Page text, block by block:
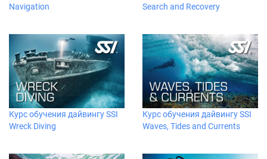
Navigation
Search and Recovery
Курс обучения дайвингу SSI
Wreck Diving
Курс обучения дайвингу SSI
Waves, Tides and Currents